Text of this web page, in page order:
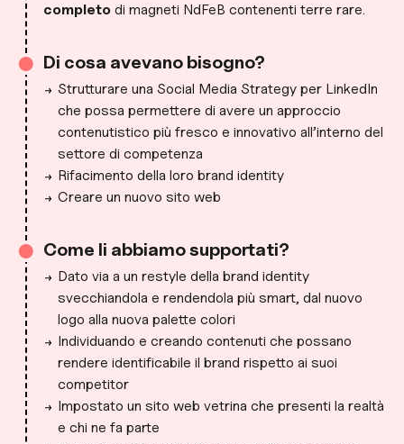
completo di magneti NdFeB contenenti terre rare.
Di cosa avevano bisogno?
Strutturare una Social Media Strategy per LinkedIn
che possa permettere di avere un approccio
contenutistico più fresco e innovativo all’interno del
settore di competenza
Rifacimento della loro brand identity
Creare un nuovo sito web
Come li abbiamo supportati?
Dato via a un restyle della brand identity
svecchiandola e rendendola più smart, dal nuovo
logo alla nuova palette colori
Individuando e creando contenuti che possano
rendere identificabile il brand rispetto ai suoi
competitor
Impostato un sito web vetrina che presenti la realtà
e chi ne fa parte